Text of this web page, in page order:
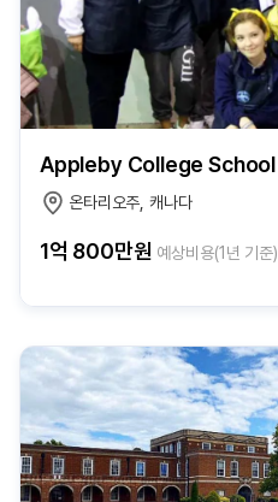
Appleby College School
온타리오주, 캐나다
1억 800만원 예상비용(1년 기준)